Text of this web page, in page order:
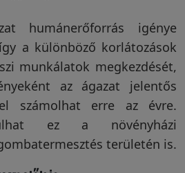
humánerőforrás igénye
a különböző korlátozások
munkálatok megkezdését,
az ágazat jelentős
számolhat erre az évre.
ez a növényházi
területén is.